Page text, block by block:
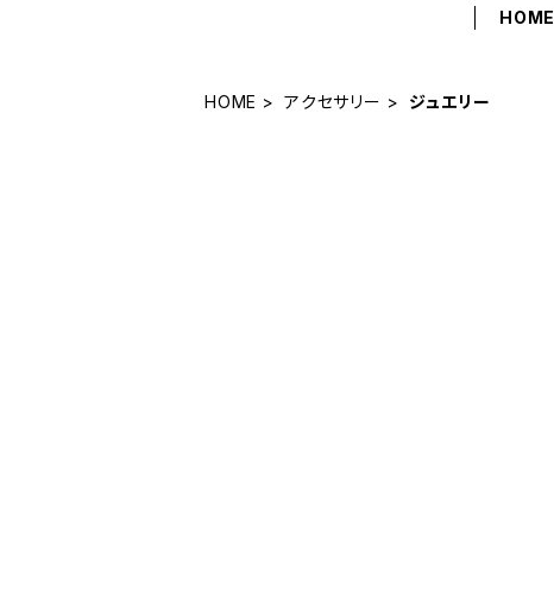
HOME
HOME アクセサリー ジュエリー